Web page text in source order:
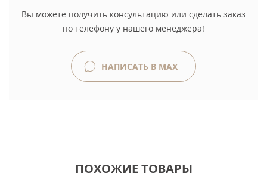
Вы можете получить консультацию или сделать заказ
по телефону у нашего менеджера!
НАПИСАТЬ В MAX
ПОХОЖИЕ ТОВАРЫ